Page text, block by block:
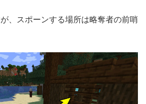
、スポーンする場所は略奪者の前哨